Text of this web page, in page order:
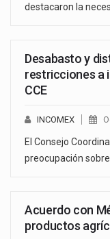
destacaron la
Desabasto y
restricciones a
CCE
INCOMEX
El Consejo
preocupación
Acuerdo con
productos